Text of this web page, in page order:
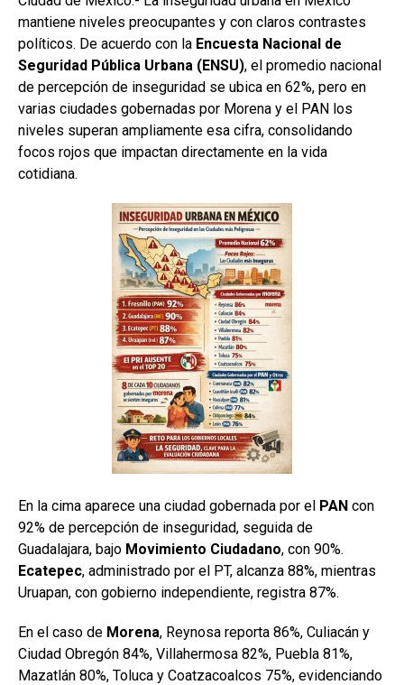
mantiene niveles preocupantes y con claros contrastes
políticos. De acuerdo con la Encuesta Nacional de
Seguridad Pública Urbana (ENSU), el promedio nacional
de percepción de inseguridad se ubica en 62%, pero en
varias ciudades gobernadas por Morena y el PAN los
niveles superan ampliamente esa cifra, consolidando
focos rojos que impactan directamente en la vida
cotidiana.
En la cima aparece una ciudad gobernada por el PAN con
92% de percepción de inseguridad, seguida de
Guadalajara, bajo Movimiento Ciudadano, con 90%.
Ecatepec, administrado por el PT, alcanza 88%, mientras
Uruapan, con gobierno independiente, registra 87%.
En el caso de Morena, Reynosa reporta 86%, Culiacán y
Ciudad Obregón 84%, Villahermosa 82%, Puebla 81%,
Mazatlán 80%, Toluca y Coatzacoalcos 75%, evidenciando